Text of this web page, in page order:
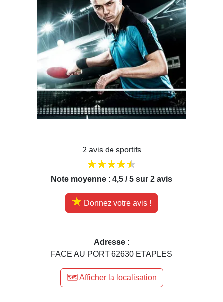
2 avis de sportifs
Note moyenne : 4,5 / 5 sur 2 avis
Donnez votre avis !
Adresse :
FACE AU PORT 62630 ETAPLES
🗺️ Afficher la localisation